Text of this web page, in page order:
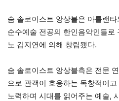
숨 솔로이스트 앙상블은 아틀랜
순수예술 전공의 한인음악인들로
노 김지연에 의해 창립됐다.
숨 솔로이스트 앙상블측은 전문
으로 관객이 호응하는 독창적이
노력하며 시대를 읽어주는 예술,